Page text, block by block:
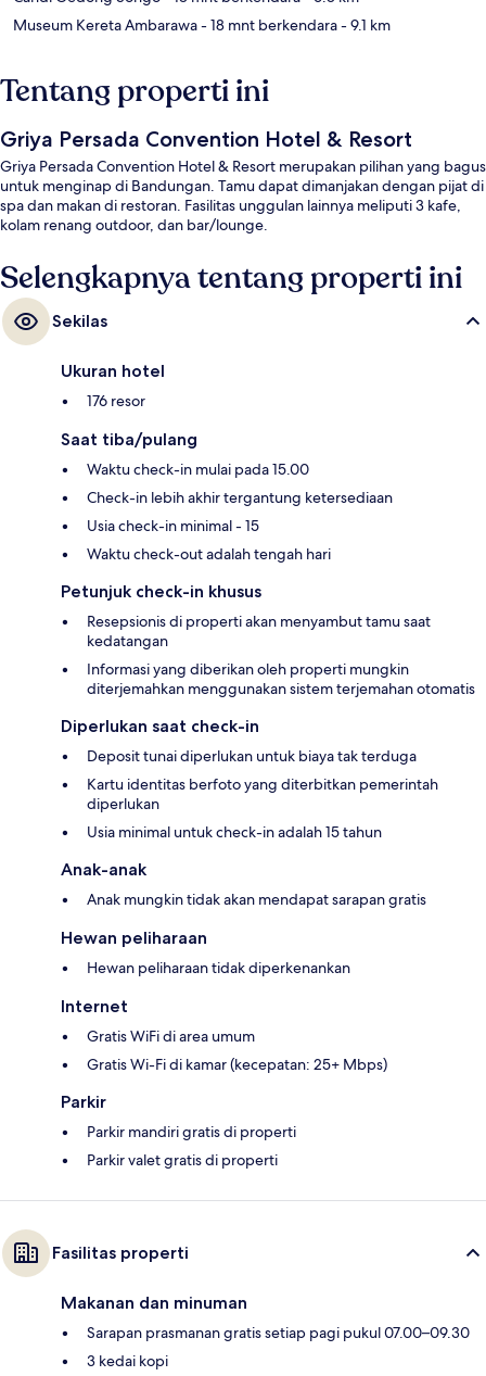
Museum Kereta Ambarawa- 18 mnt berkendara- 9.1 km
Tentang properti ini
Griya Persada Convention Hotel & Resort
Griya Persada Convention Hotel & Resort merupakan pilihan yang bagus
untuk menginap di Bandungan. Tamu dapat dimanjakan dengan pijat di
spa dan makan di restoran. Fasilitas unggulan lainnya meliputi 3 kafe,
kolam renang outdoor, dan bar/lounge.
Selengkapnya tentang properti ini
Sekilas
Ukuran hotel
176 resor
Saat tiba/pulang
Waktu check-in mulai pada 15.00
Check-in lebih akhir tergantung ketersediaan
Usia check-in minimal - 15
Waktu check-out adalah tengah hari
Petunjuk check-in khusus
Resepsionis di properti akan menyambut tamu saat
kedatangan
Informasi yang diberikan oleh properti mungkin
diterjemahkan menggunakan sistem terjemahan otomatis
Diperlukan saat check-in
Deposit tunai diperlukan untuk biaya tak terduga
Kartu identitas berfoto yang diterbitkan pemerintah
diperlukan
Usia minimal untuk check-in adalah 15 tahun
Anak-anak
Anak mungkin tidak akan mendapat sarapan gratis
Hewan peliharaan
Hewan peliharaan tidak diperkenankan
Internet
Gratis WiFi di area umum
Gratis Wi-Fi di kamar (kecepatan: 25+ Mbps)
Parkir
Parkir mandiri gratis di properti
Parkir valet gratis di properti
Fasilitas properti
Makanan dan minuman
Sarapan prasmanan gratis setiap pagi pukul 07.00–09.30
3 kedai kopi